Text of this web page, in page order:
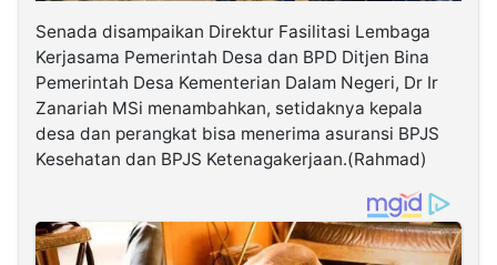
Senada disampaikan Direktur Fasilitasi Lembaga
Kerjasama Pemerintah Desa dan BPD Ditjen Bina
Pemerintah Desa Kementerian Dalam Negeri, Dr Ir
Zanariah MSi menambahkan, setidaknya kepala
desa dan perangkat bisa menerima asuransi BPJS
Kesehatan dan BPJS Ketenagakerjaan.(Rahmad)